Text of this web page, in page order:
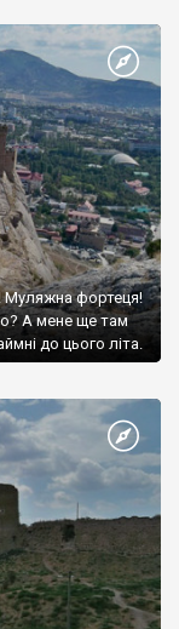
Муляжна фортеця!
А мене ще там
до цього літа.